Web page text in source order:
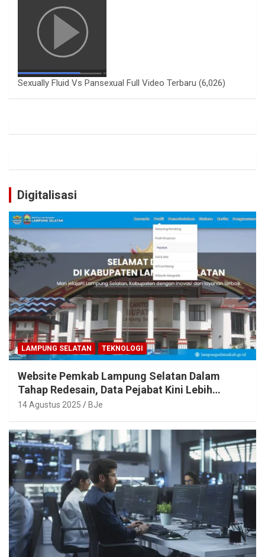
Sexually Fluid Vs Pansexual Full Video Terbaru (6,026)
Digitalisasi
LAMPUNG SELATAN TEKNOLOGI
Website Pemkab Lampung Selatan Dalam
Tahap Redesain, Data Pejabat Kini Lebih
Mudah Diakses
14 Agustus 2025 BJe